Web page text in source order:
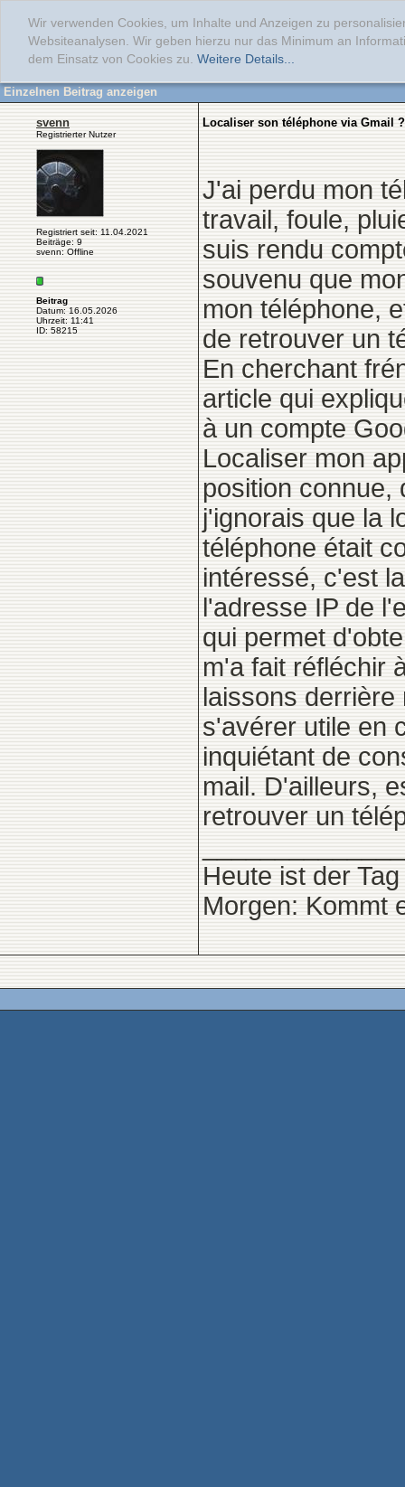
Wir verwenden Cookies, um Inhalte und Anzeigen zu
Websiteanalysen. Wir geben hierzu nur das Minimum an
dem Einsatz von Cookies zu. Weitere Details...
Einzelnen Beitrag anzeigen
svenn
Registrierter Nutzer
Registriert seit: 11.04.2021
Beiträge: 9
svenn: Offline
Beitrag
Datum: 16.05.2026
Uhrzeit: 11:41
ID: 58215
Localiser son téléphone via Gmail ?
J'ai perdu mon
travail, foule,
suis rendu
souvenu que
mon téléphone,
de retrouver un
En cherchant
article qui
à un compte
Localiser mon
position connue,
j'ignorais que la
téléphone était
intéressé, c'est
l'adresse IP de
qui permet
m'a fait réfléchir
laissons
s'avérer utile en
inquiétant de
mail. D'ailleurs,
retrouver un
Heute ist der
Morgen: Kommt